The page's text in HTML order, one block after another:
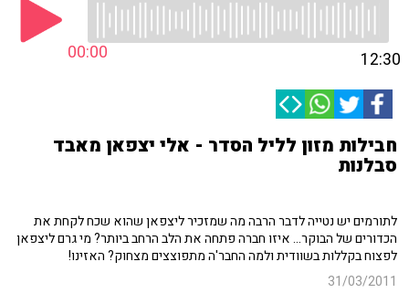
00:00 12:30
חבילות מזון לליל הסדר - אלי יצפאן מאבד
סבלנות
לתורמים יש נטייה לדבר הרבה מה שמזכיר ליצפאן שהוא שכח לקחת את
הכדורים של הבוקר... איזו חברה פתחה את הלב הרחב ביותר? מי גרם ליצפאן
לפצוח בקללות בשוודית ולמה החבר'ה מתפוצצים מצחוק? האזינו!
31/03/2011